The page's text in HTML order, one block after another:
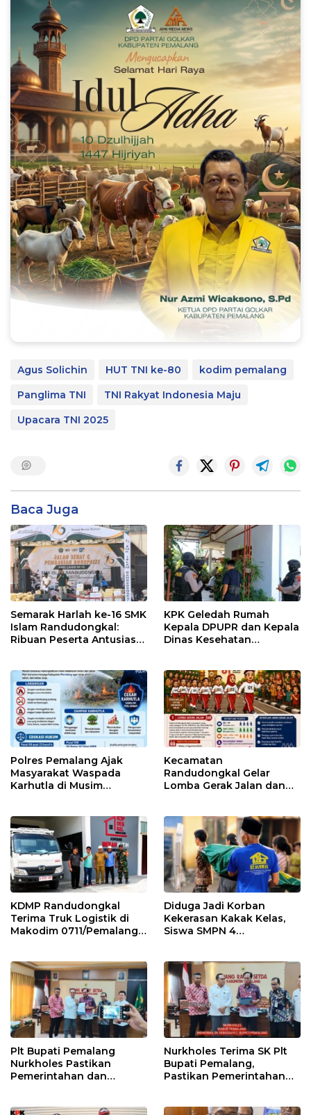
Agus Solichin HUT TNI ke-80
kodim pemalang
Panglima TNI
TNI Rakyat Indonesia Maju
Upacara TNI 2025
Baca Juga
Semarak Harlah ke-16 SMK
Islam Randudongkal:
Ribuan Peserta Antusias
KPK Geledah Rumah
Kepala DPUPR dan Kepala
Dinas Kesehatan
Polres Pemalang Ajak
Masyarakat Waspada
Karhutla di Musim
Kecamatan
Randudongkal Gelar
Lomba Gerak Jalan dan
KDMP Randudongkal
Terima Truk Logistik di
Makodim 0711/Pemalang
Diduga Jadi Korban
Kekerasan Kakak Kelas,
Siswa SMPN 4
Plt Bupati Pemalang
Nurkholes Pastikan
Pemerintahan dan
Nurkholes Terima SK Plt
Bupati Pemalang,
Pastikan Pemerintahan